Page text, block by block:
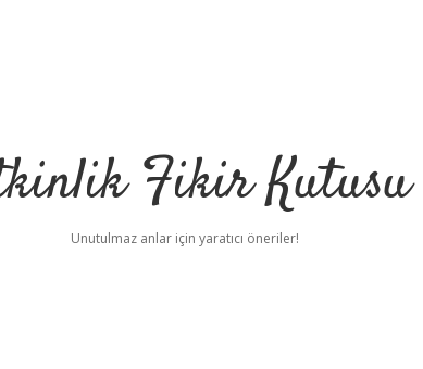
Fikir Kutusu
Unutulmaz anlar için yaratıcı öneriler!